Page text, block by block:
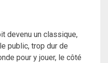
devenu un classique,
public, trop dur de
pour y jouer, le côté